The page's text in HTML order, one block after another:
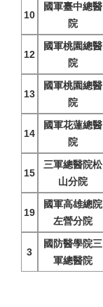
10
國軍臺中總醫
院
12
國軍桃園總醫
院
13
國軍桃園總醫
院
14
國軍花蓮總醫
院
15
三軍總醫院松
山分院
19
國軍高雄總院
左營分院
3
國防醫學院三
軍總醫院